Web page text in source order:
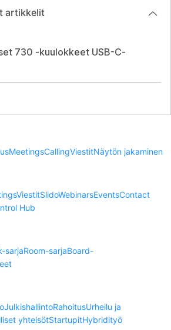
artikkelit
730 -kuulokkeet USB-C-
MeetingsCallingViestitNäytön jakaminen
ViestitSlidoWebinarsEventsContact
Hub
sarjaRoom-sarjaBoard-
JulkishallintoRahoitusUrheilu ja
yhteisötStartupitHybridityö